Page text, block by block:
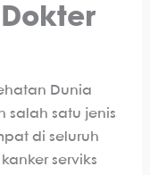
Dunia
salah satu jenis
di seluruh
serviks